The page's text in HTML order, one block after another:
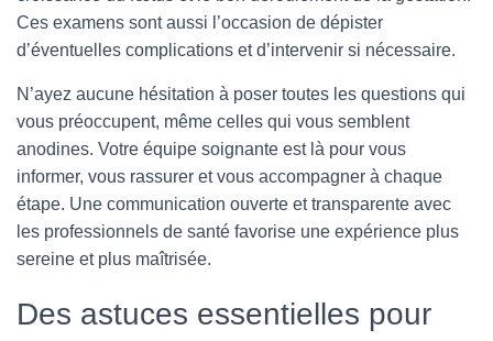
Ces examens sont aussi l’occasion de dépister
d’éventuelles complications et d’intervenir si nécessaire.
N’ayez aucune hésitation à poser toutes les questions qui
vous préoccupent, même celles qui vous semblent
anodines. Votre équipe soignante est là pour vous
informer, vous rassurer et vous accompagner à chaque
étape. Une communication ouverte et transparente avec
les professionnels de santé favorise une expérience plus
sereine et plus maîtrisée.
Des astuces essentielles pour